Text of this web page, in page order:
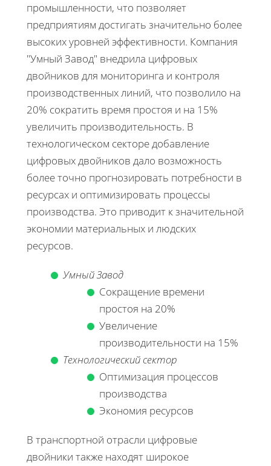
промышленности, что позволяет
предприятиям достигать значительно более
высоких уровней эффективности. Компания
"Умный Завод" внедрила цифровых
двойников для мониторинга и контроля
производственных линий, что позволило на
20% сократить время простоя и на 15%
увеличить производительность. В
технологическом секторе добавление
цифровых двойников дало возможность
более точно прогнозировать потребности в
ресурсах и оптимизировать процессы
производства. Это приводит к значительной
экономии материальных и людских
ресурсов.
Умный Завод
Сокращение времени
простоя на 20%
Увеличение
производительности на 15%
Технологический сектор
Оптимизация процессов
производства
Экономия ресурсов
В транспортной отрасли цифровые
двойники также находят широкое